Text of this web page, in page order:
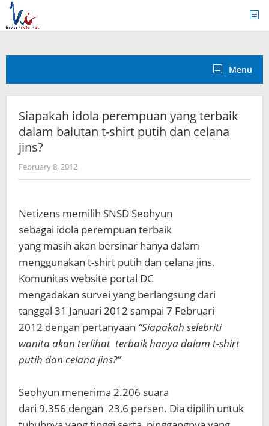
Skip
content
Menu
Siapakah idola perempuan yang terbaik
dalam balutan t-shirt putih dan celana
jins?
February 8, 2012by
Koreanindo
Netizens memilih SNSD Seohyun
sebagai idola perempuan terbaik
yang masih akan bersinar hanya dalam
menggunakan t-shirt putih dan celana jins.
Komunitas website portal DC
mengadakan survei yang berlangsung dari
tanggal 31 Januari 2012 sampai 7 Februari
2012 dengan pertanyaan “Siapakah selebriti
wanita akan terlihat terbaik hanya dalam t-shirt
putih dan celana jins?”
Seohyun menerima 2.206 suara
dari 9.356 dengan 23,6 persen. Dia dipilih untuk